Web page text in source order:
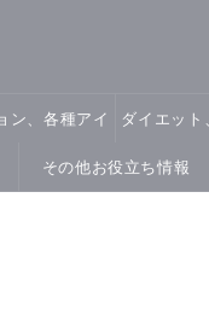
ン、各種アイ ダイエット
その他お役立ち情報